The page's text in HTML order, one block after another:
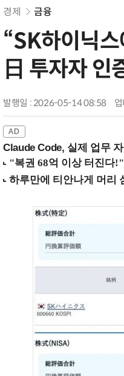
경제 금융
“SK하이닉
日 투자자 인
발행일 : 2026-05-14 08:58
Claude Code, 실제 업무